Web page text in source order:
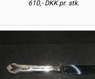
610,- DKK pr. stk.